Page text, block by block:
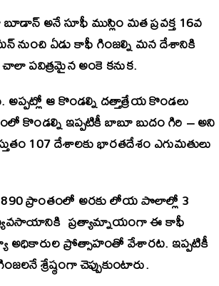
అనే సూఫీ ముస్లిం మత ప్రవక్త 16వ
నుంచి ఏడు కాఫీ గింజల్ని మన దేశానికి
చాలా పవిత్రమైన అంకె కనుక.
ఆ కొండల్ని దత్తాత్రేయ కొండలు
కొండల్ని ఇప్పటికీ బాబూ బుదం గిరి – అని
107 దేశాలకు భారతదేశం ఎగుమతులు
ప్రాంతంలో అరకు లోయ పొలాల్లో 3
వ్యవసాయానికి ప్రత్యామ్నాయంగా ఈ కాఫీ
అధికారుల ప్రోత్సాహంతో వేశారట. ఇప్పటికీ
శ్రేష్ఠంగా చెప్పుకుంటారు.